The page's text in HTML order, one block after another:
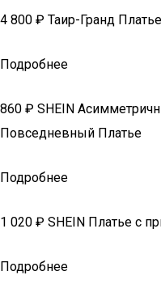
4 800 ₽ Таир-Гранд
Подробнее
860 ₽ SHEIN
Повседневный Платье
Подробнее
1 020 ₽ SHEIN Платье с
Подробнее